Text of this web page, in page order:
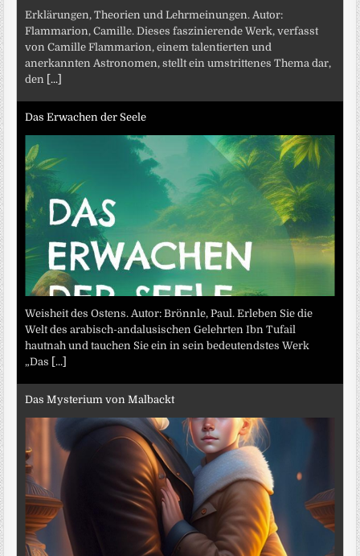
Erklärungen, Theorien und Lehrmeinungen. Autor:
Flammarion, Camille. Dieses faszinierende Werk, verfasst
von Camille Flammarion, einem talentierten und
anerkannten Astronomen, stellt ein umstrittenes Thema dar,
den [...]
Das Erwachen der Seele
Weisheit des Ostens. Autor: Brönnle, Paul. Erleben Sie die
Welt des arabisch-andalusischen Gelehrten Ibn Tufail
hautnah und tauchen Sie ein in sein bedeutendstes Werk
„Das [...]
Das Mysterium von Malbackt